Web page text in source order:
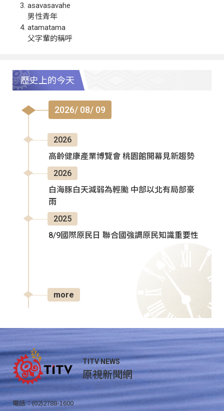
asavasavahe
男性青年
atamatama
父字輩的稱呼
歷史上的今天
2026/ 08/ 09
2026
高齡健康產業博覽會 桃園館開幕見新趨勢
2026
白海豚白天減弱為輕颱 中部以北有局部豪
雨
2025
8/9國際原民日 聯合國強調原民知識重要性
more
TITV NEWS
原視新聞網
電話：(02)2788-1600